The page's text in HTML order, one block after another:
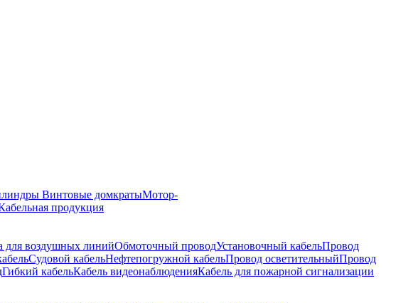
Винтовые домкратыМотор-
продукция
для воздушных линийОбмоточный проводУстановочный кабельПровод
Судовой кабельНефтепогружной кабельПровод осветительныйПровод
Гибкий кабельКабель видеонаблюденияКабель для пожарной сигнализации